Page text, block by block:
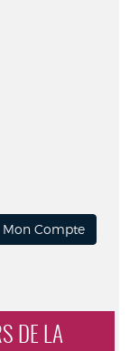
Mon Compte
DE LA